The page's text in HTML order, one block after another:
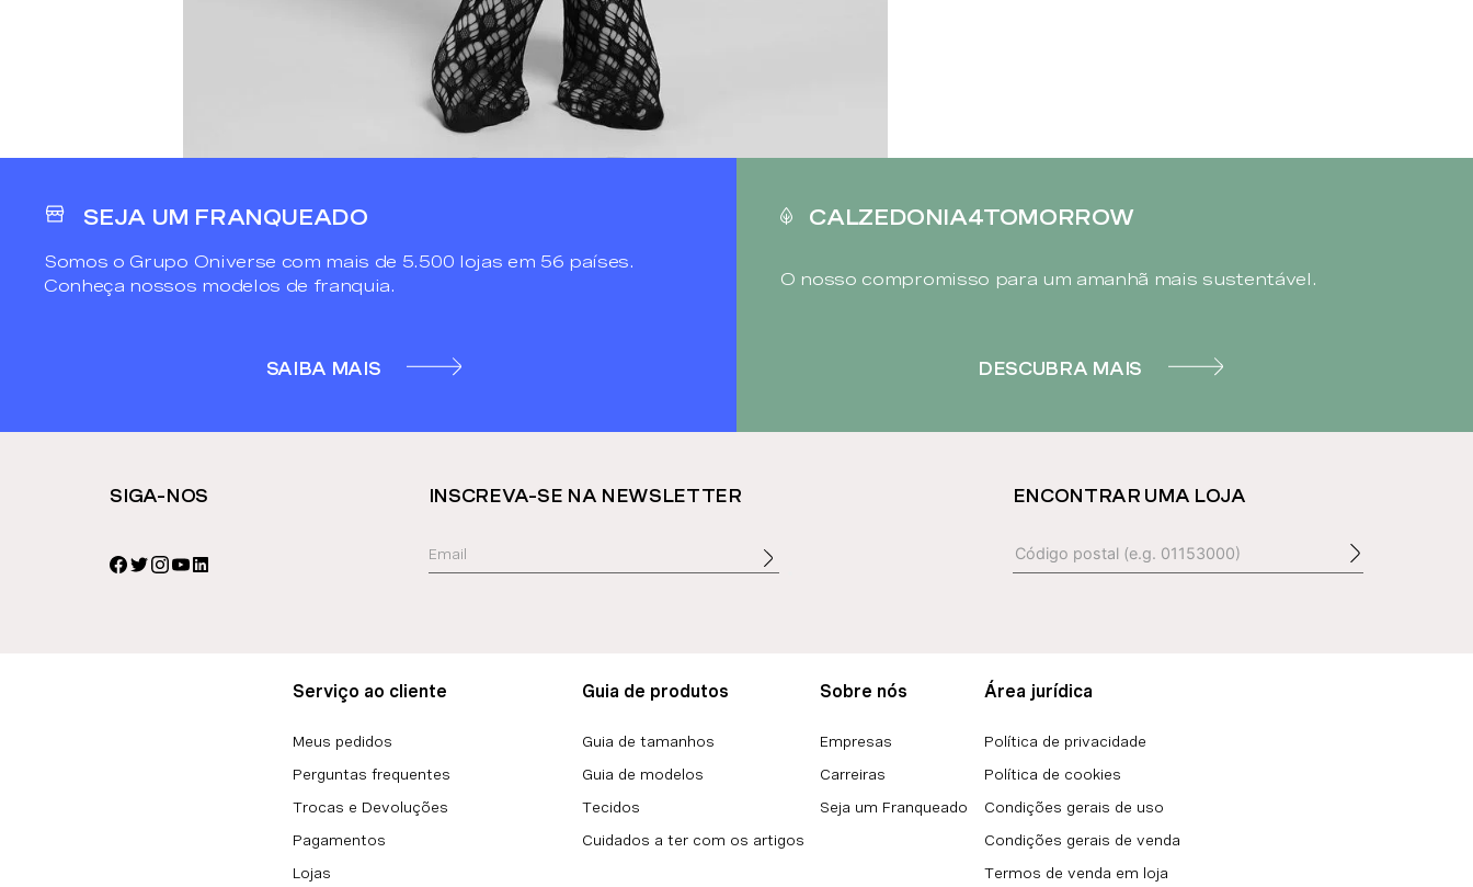
SEJA UM FRANQUEADO
Somos o Grupo Oniverse com mais de 5.500 lojas em 56 países.
Conheça nossos modelos de franquia.
SAIBA MAIS
CALZEDONIA4TOMORROW
O nosso compromisso para um amanhã mais sustentável.
DESCUBRA MAIS
SIGA-NOS INSCREVA-SE NA NEWSLETTER ENCONTRAR UMA LOJA
Serviço ao cliente
Meus pedidos
Perguntas frequentes
Trocas e Devoluções
Pagamentos
Lojas
Guia de produtos
Guia de tamanhos
Guia de modelos
Tecidos
Cuidados a ter com os artigos
Sobre nós
Empresas
Carreiras
Seja um Franqueado
Área jurídica
Política de privacidade
Política de cookies
Condições gerais de uso
Condições gerais de venda
Termos de venda em loja